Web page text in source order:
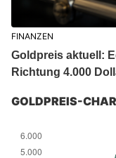
FINANZEN
Goldpreis aktuell:
Richtung 4.000
GOLDPREIS-